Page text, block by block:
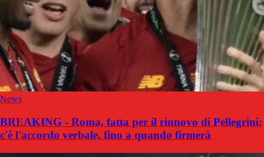
News
BREAKING - Roma, fatta per il rinnovo di Pellegrini:
c'è l'accordo verbale, fino a quando firmerà